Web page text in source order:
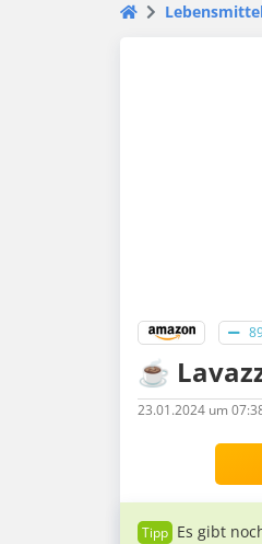
☕
23.01.2024 um
Es gibt